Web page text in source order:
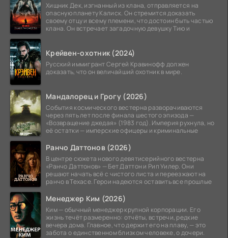
Хищник Дек, изгнанный из клана, отправляется на
опасную планету Калиск. Он стремится доказать
своему отцу и всему племени, что достоин быть частью
клана. Он встречает загадочную девушку Тию и
Крейвен-охотник (2024)
Русский иммигрант Сергей Кравинофф должен
доказать, что он величайший охотник в мире.
Мандалорец и Грогу (2026)
События космического вестерна разворачиваются
через пять лет после финала шестого эпизода —
«Возвращение джедая» (1983 год). Империя рухнула, но
её остатки — имперские офицеры и криминальные
Ранчо Даттонов (2026)
В центре сюжета нового девятисерийного вестерна
«Ранчо Даттонов» — Бет Даттон и Рип Уилер. Они
решают начать всё с чистого листа и переезжают на
ранчо в Техасе. Герои надеются оставить все прошлые
Менеджер Ким (2026)
Ким — обычный менеджер крупной корпорации. Его
жизнь течёт размеренно: отчёты, встречи, редкие
вечера дома. Главное, что держит его на плаву, — это
забота о единственном близком человеке, о дочери.